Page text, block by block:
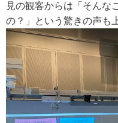
見の観客からは「そんな
の？」という驚きの声も